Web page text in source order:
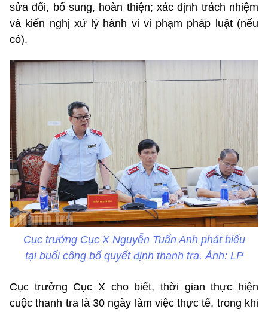
sửa đổi, bổ sung, hoàn thiện; xác định trách nhiệm
và kiến nghị xử lý hành vi vi phạm pháp luật (nếu
có).
Cục trưởng Cục X Nguyễn Tuấn Anh phát biểu
tại buổi công bố quyết định thanh tra. Ảnh: LP
Cục trưởng Cục X cho biết, thời gian thực hiện
cuộc thanh tra là 30 ngày làm việc thực tế, trong khi